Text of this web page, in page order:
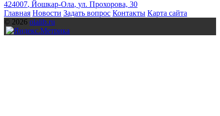
424007, Йошкар-Ола, ул. Прохорова, 30
Главная Новости Задать вопрос Контакты Карта сайта
© 2026 olalib.ru